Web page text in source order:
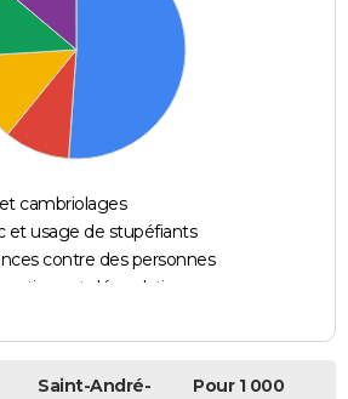
cambriolages
et usage de stupéfiants
contre des personnes
et dégradations
Saint-André-
Pour 1 000